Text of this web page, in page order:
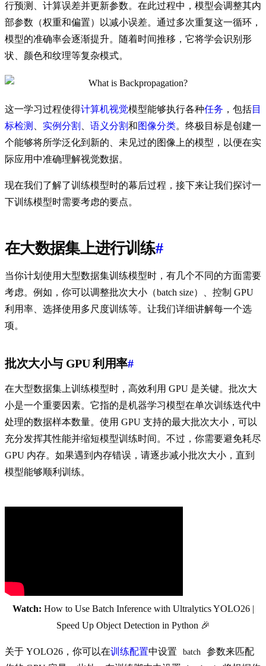
行预测、计算误差并更新参数。在此过程中，模型会调整其内
部参数（权重和偏置）以减小误差。通过多次重复这一循环，
模型的准确率会逐渐提升。随着时间推移，它将学会识别形
状、颜色和纹理等复杂模式。
这一学习过程使得计算机视觉模型能够执行各种任务 ，包括目
标检测
实例分割 语义分割和图像分类。终极目标是创建一
个能够将所学泛化到新的、未见过的图像上的模型，以便在实
际应用中准确理解视觉数据。
现在我们了解了训练模型时的幕后过程，接下来让我们探讨一
下训练模型时需要考虑的要点。
在大数据集上进行训练#
当你计划使用大型数据集训练模型时，有几个不同的方面需要
考虑。例如，你可以调整批次大小（batch size）、控制 GPU
利用率、选择使用多尺度训练等。让我们详细讲解每一个选
项。
批次大小与 GPU 利用率#
在大型数据集上训练模型时，高效利用 GPU 是关键。批次大
小是一个重要因素。它指的是机器学习模型在单次训练迭代中
处理的数据样本数量。使用 GPU 支持的最大批次大小，可以
充分发挥其性能并缩短模型训练时间。不过，你需要避免耗尽
GPU 内存。如果遇到内存错误，请逐步减小批次大小，直到
模型能够顺利训练。
Watch: How to Use Batch Inference with Ultralytics YOLO26 |
Speed Up Object Detection in Python 🎉
关于 YOLO26，你可以在训练配置中设置 batch
参数来匹配